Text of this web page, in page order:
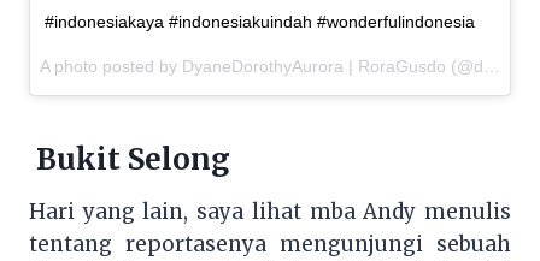
#indonesiakaya #indonesiakuindah #wonderfulindonesia
Bukit Selong
Hari yang lain, saya lihat mba Andy menulis
tentang reportasenya mengunjungi sebuah